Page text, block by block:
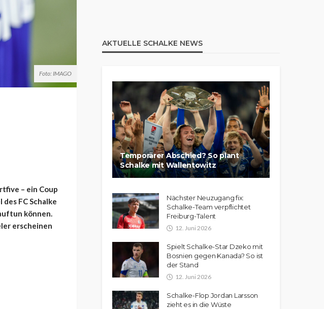
Foto: IMAGO
– ein Coup
FC Schalke
können.
erscheinen
AKTUELLE SCHALKE NEWS
Temporärer Abschied? So plant
Schalke mit Wallentowitz
Nächster Neuzugang fix:
Schalke-Team verpflichtet
Freiburg-Talent
12. Juni 2026
Spielt Schalke-Star Dzeko mit
Bosnien gegen Kanada? So ist
der Stand
12. Juni 2026
Schalke-Flop Jordan Larsson
zieht es in die Wüste